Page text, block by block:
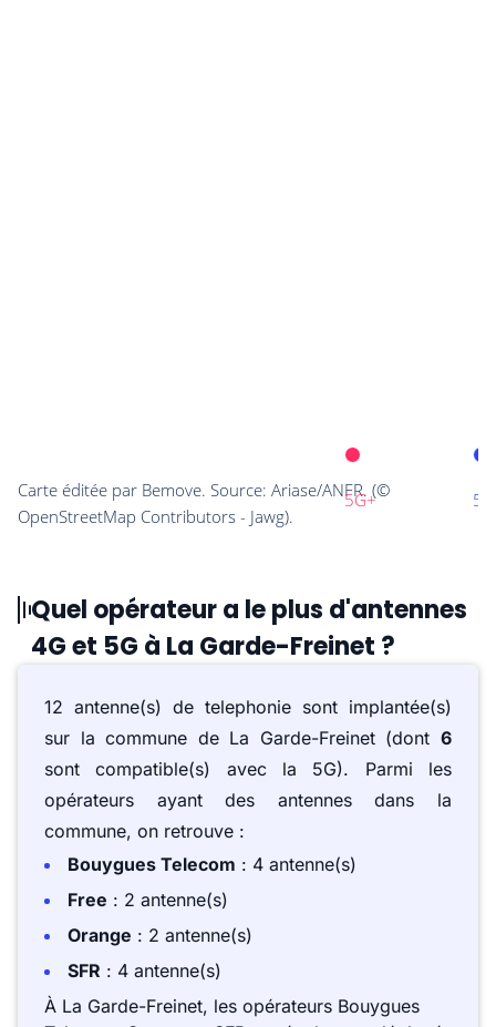
Quel opérateur a le plus d'antennes
4G et 5G à La Garde-Freinet ?
12 antenne(s) de telephonie sont implantée(s)
sur la commune de La Garde-Freinet (dont 6
sont compatible(s) avec la 5G). Parmi les
opérateurs ayant des antennes dans la
commune, on retrouve :
Bouygues Telecom : 4 antenne(s)
Free : 2 antenne(s)
Orange : 2 antenne(s)
SFR : 4 antenne(s)
À La Garde-Freinet, les opérateurs Bouygues